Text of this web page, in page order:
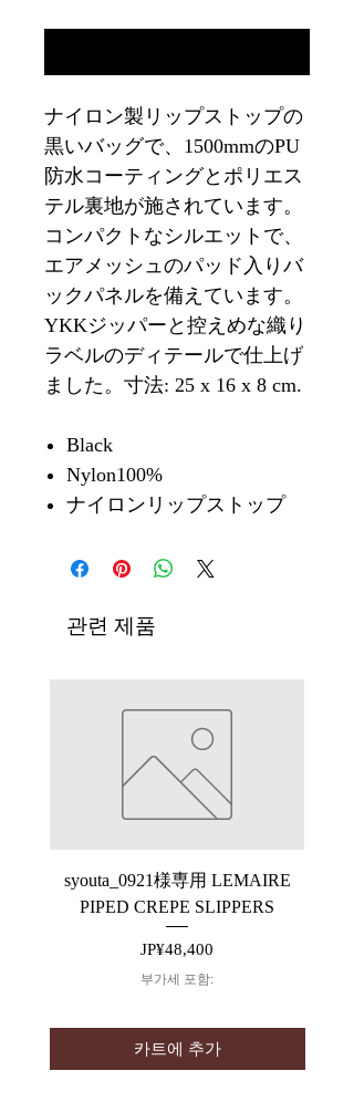
ナイロン製リップストップの
黒いバッグで、1500mmのPU
防水コーティングとポリエス
テル裏地が施されています。
コンパクトなシルエットで、
エアメッシュのパッド入りバ
ックパネルを備えています。
YKKジッパーと控えめな織り
ラベルのディテールで仕上げ
ました。寸法: 25 x 16 x 8 cm.
Black
Nylon100%
ナイロンリップストップ
관련 제품
syouta_0921様専用 LEMAIRE
PIPED CREPE SLIPPERS
가격
JP¥48,400
부가세 포함:
카트에 추가